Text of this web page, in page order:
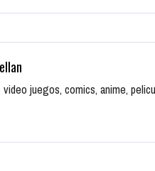
juegos, comics, anime,